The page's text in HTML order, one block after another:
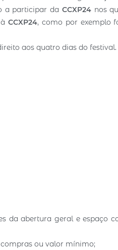
a participar da CCXP24 nos
àCCXP24, como por exemplo
aos quatro dias do festival.
da abertura geral e espaço
compras ou valor mínimo;